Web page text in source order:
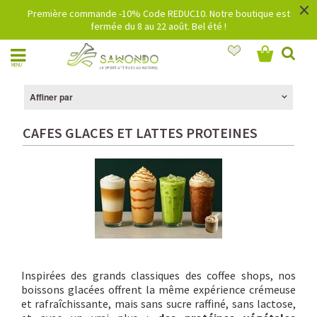
Première commande -10% Code REDUC10. Notre boutique est
fermée du 8 au 22 août. Bel été !
×
MENU
Affiner par
CAFES GLACES ET LATTES PROTEINES
Inspirées des grands classiques des coffee shops, nos
boissons glacées offrent la même expérience crémeuse
et rafraîchissante, mais sans sucre raffiné, sans lactose,